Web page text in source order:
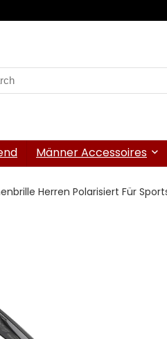
Männer Accessoires
Herren Polarisiert Für